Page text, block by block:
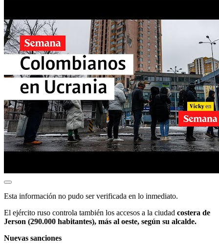
Esta información no pudo ser verificada en lo inmediato.
El ejército ruso controla también los accesos a la ciudad costera de
Jerson (290.000 habitantes), más al oeste, según su alcalde.
Nuevas sanciones